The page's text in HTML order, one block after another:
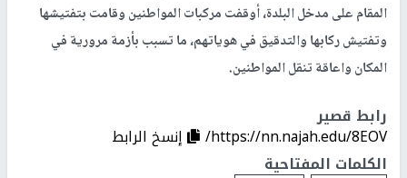
المقام على مدخل البلدة، أوقفت مركبات المواطنين وقامت بتفتيشها
وتفتيش ركابها والتدقيق في هوياتهم، ما تسبب بأزمة مرورية في
المكان واعاقة تنقل المواطنين.
رابط قصير
https://nn.najah.edu/8EOV/
إنسخ الرابط
الكلمات المفتاحية